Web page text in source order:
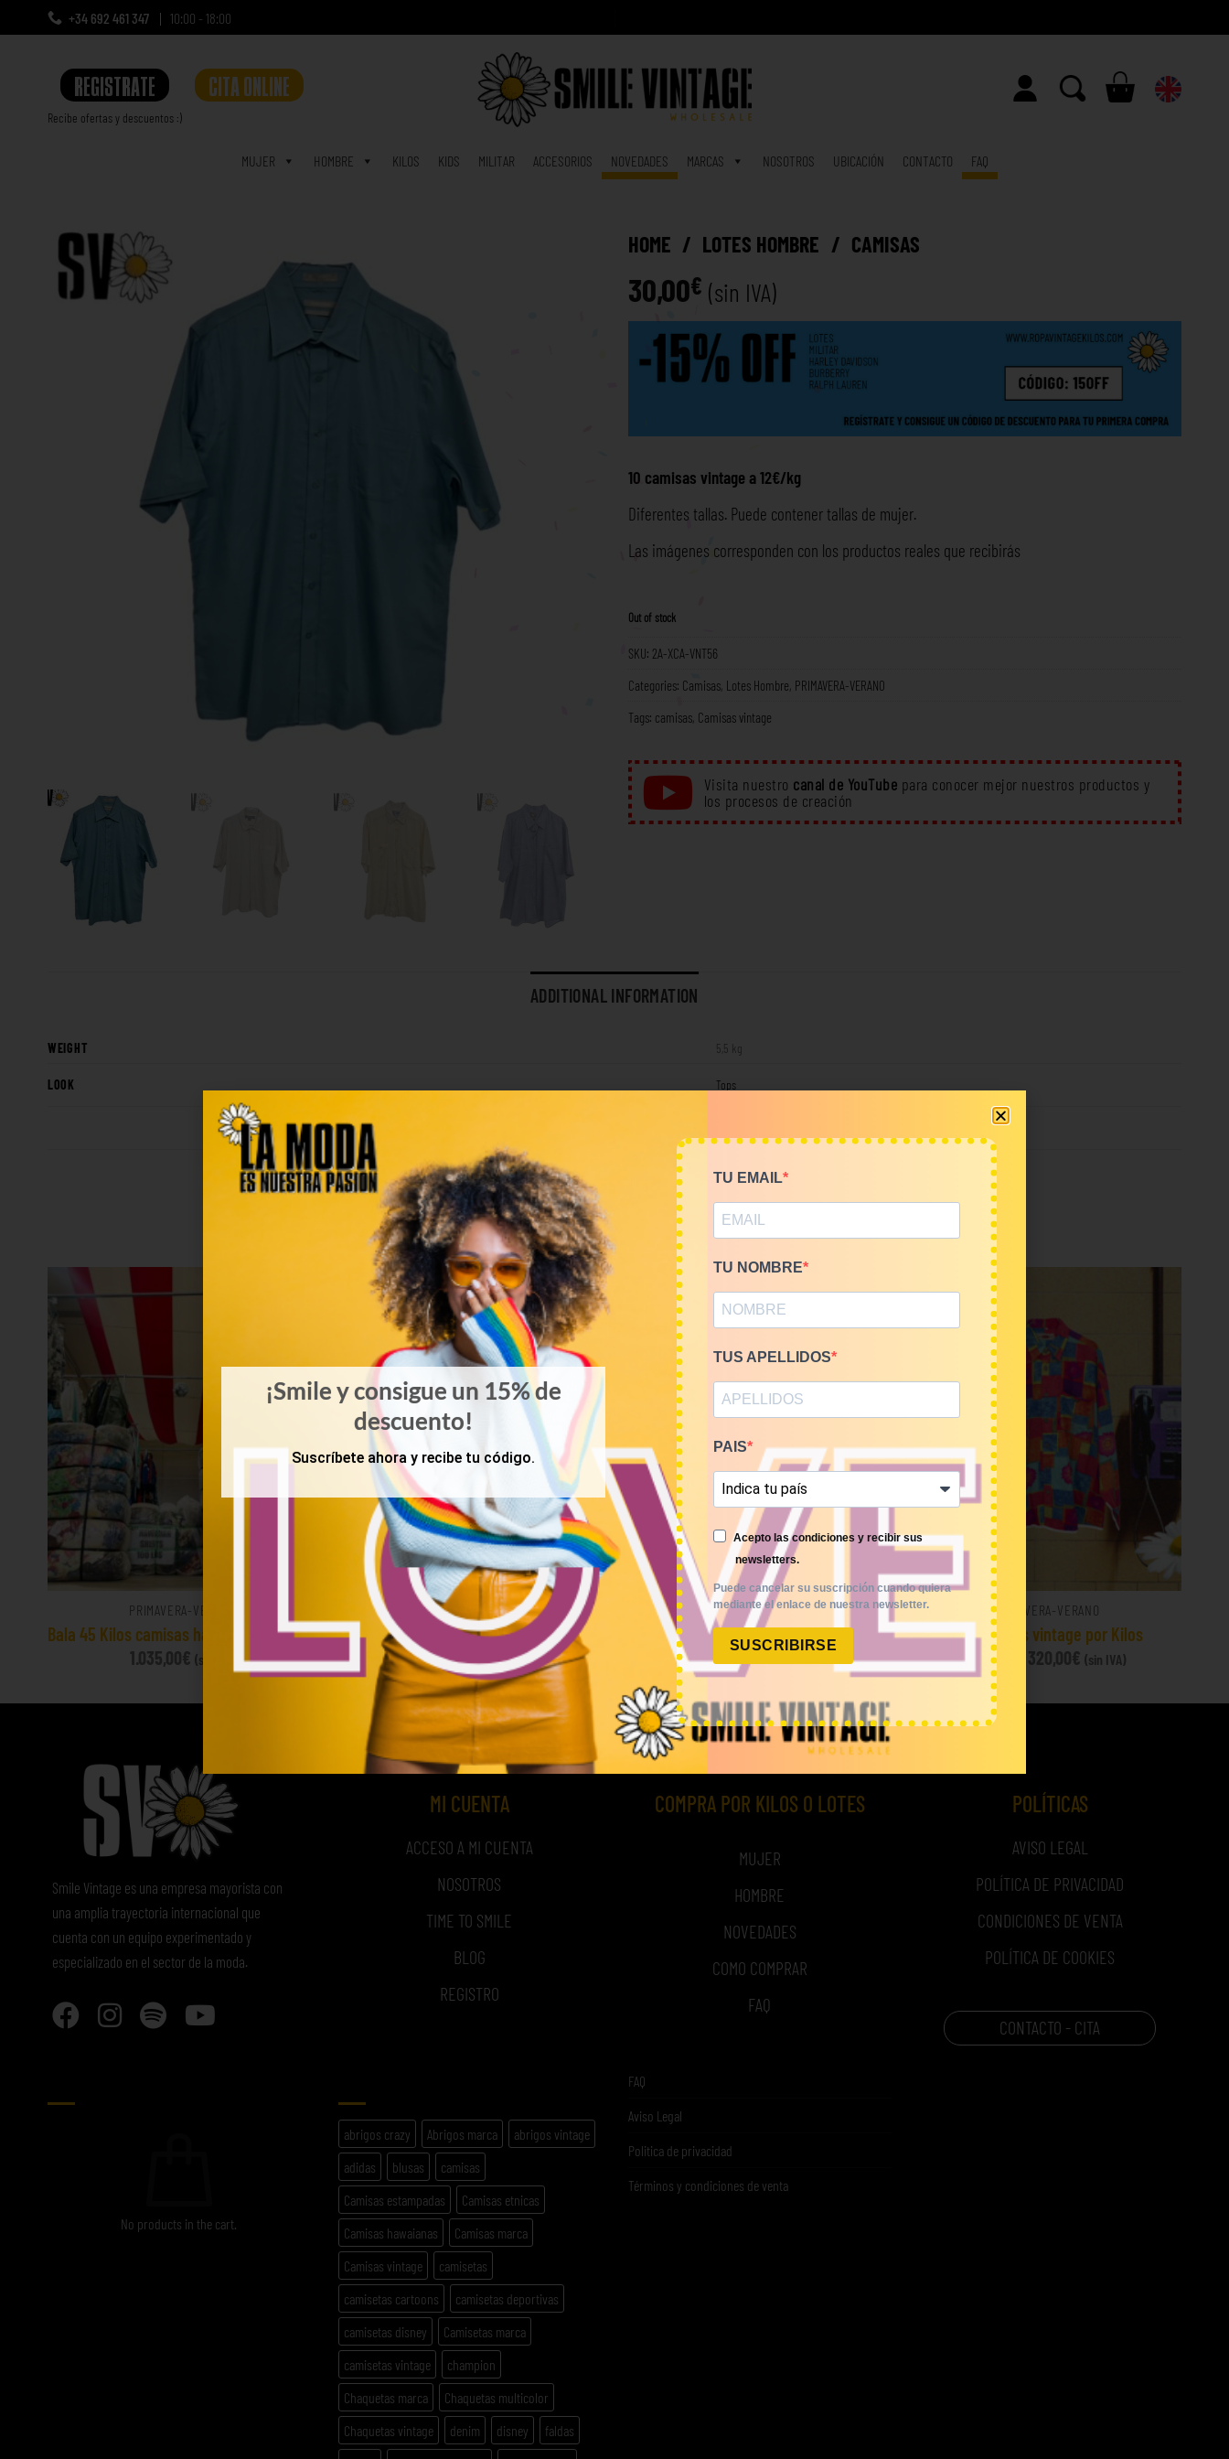
+34 692 461 347 10:00 - 18:00
REGISTRATE
Recibe ofertas y descuentos :)
CITA ONLINE
MUJER HOMBRE KILOS KIDS MILITAR ACCESORIOS NOVEDADES MARCAS NOSOTROS UBICACIÓN CONTACTO FAQ
HOME / LOTES HOMBRE / CAMISAS
30,00€ (sin IVA)
10 camisas vintage a 12€/kg
Diferentes tallas. Puede contener tallas de mujer.
Las imágenes corresponden con los productos reales que recibirás
Out of stock
SKU: 2A-XCA-VNT56
Categories: Camisas, Lotes Hombre, PRIMAVERA-VERANO
Tags: camisas, Camisas vintage
Visita nuestro canal de YouTube para conocer mejor nuestros productos y
los procesos de creación
ADDITIONAL INFORMATION
WEIGHT 5,5 kg
LOOK Tops
RELATED PRODUCTS
PRIMAVERA-VERANO
Bala 45 Kilos camisas hawaianas 23€/kg
1.035,00€ (sin IVA)
Mix de camisas franela 12€/kg
60,00€–240,00€ (sin IVA)
PRIMAVERA-VERANO
Mix blusas vintage 9€/Kg
45,00
PRIMAVERA-VERANO
Mix camisas vintage por Kilos
80,00
320,00€ (sin IVA)
Smile Vintage es una empresa mayorista con
una amplia trayectoria internacional que
cuenta con un equipo experimentado y
especializado en el sector de la moda.
MI CUENTA
ACCESO A MI CUENTA
NOSOTROS
TIME TO SMILE
BLOG
REGISTRO
COMPRA POR KILOS O LOTES
MUJER
HOMBRE
NOVEDADES
COMO COMPRAR
FAQ
POLÍTICAS
AVISO LEGAL
POLÍTICA DE PRIVACIDAD
CONDICIONES DE VENTA
POLÍTICA DE COOKIES
CONTACTO - CITA
No products in the cart.
abrigos crazy Abrigos marca
abrigos vintage
adidas
blusas
camisas
Camisas estampadas
Camisas etnicas
Camisas hawaianas
Camisas marca
Camisas vintage
camisetas
camisetas cartoons
camisetas deportivas
camisetas disney
Camisetas marca
camisetas vintage
champion
Chaquetas marca
Chaquetas multicolor
Chaquetas vintage
denim disney
faldas
FAQ
Aviso Legal
Politica de privacidad
Términos y condiciones de venta
¡Smile y consigue un 15% de
descuento!
Suscríbete ahora y recibe tu código.
TU EMAIL
TU NOMBRE
TUS APELLIDOS
PAIS
Acepto las condiciones y recibir sus
newsletters.
Puede cancelar su suscripción cuando quiera
mediante el enlace de nuestra newsletter.
SUSCRIBIRSE